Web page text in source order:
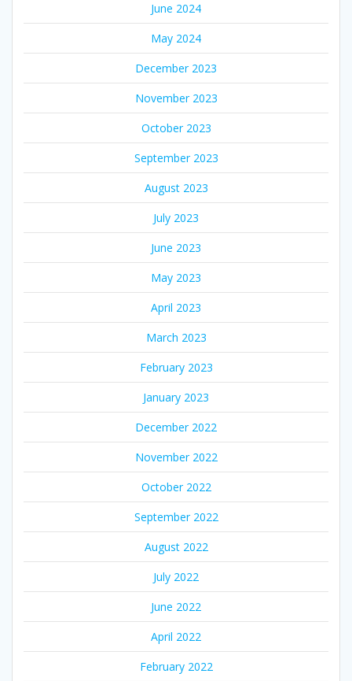
June 2024
May 2024
December 2023
November 2023
October 2023
September 2023
August 2023
July 2023
June 2023
May 2023
April 2023
March 2023
February 2023
January 2023
December 2022
November 2022
October 2022
September 2022
August 2022
July 2022
June 2022
April 2022
February 2022